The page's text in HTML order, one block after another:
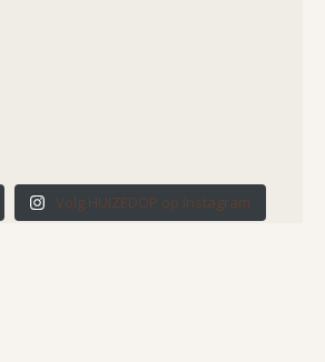
Volg HUIZEDOP op Instagram